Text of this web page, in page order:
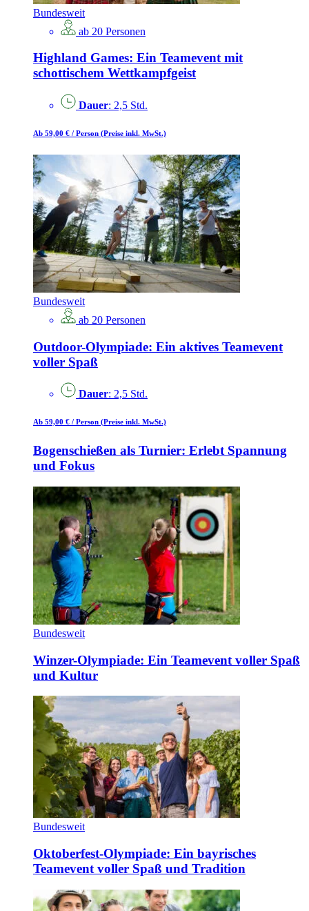
Bundesweit
ab 20 Personen
Highland Games: Ein Teamevent mit
schottischem Wettkampfgeist
Dauer: 2,5 Std.
Ab 59,00 € / Person (Preise inkl. MwSt.)
Bundesweit
ab 20 Personen
Outdoor-Olympiade: Ein aktives Teamevent
voller Spaß
Dauer: 2,5 Std.
Ab 59,00 € / Person (Preise inkl. MwSt.)
Bogenschießen als Turnier: Erlebt Spannung
und Fokus
Bundesweit
Winzer-Olympiade: Ein Teamevent voller Spaß
und Kultur
Bundesweit
Oktoberfest-Olympiade: Ein bayrisches
Teamevent voller Spaß und Tradition